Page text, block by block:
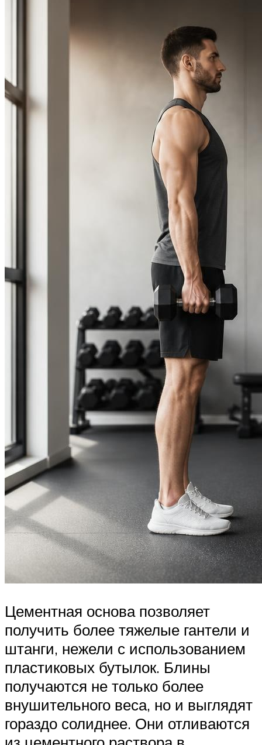
Цементная основа позволяет
получить более тяжелые гантели и
штанги, нежели с использованием
пластиковых бутылок. Блины
получаются не только более
внушительного веса, но и выглядят
гораздо солиднее. Они отливаются